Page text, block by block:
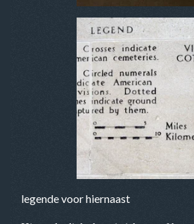
legende voor hiernaast